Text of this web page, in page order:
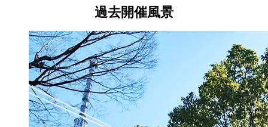
過去開催風景